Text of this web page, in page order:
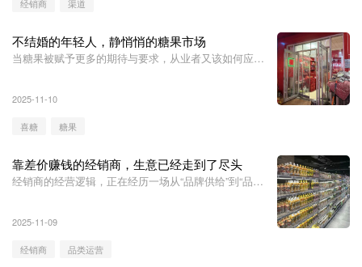
经销商 渠道
不结婚的年轻人，静悄悄的糖果市场
当糖果被赋予更多的期待与要求，从业者又该如何应
2025-11-10
喜糖 糖果
靠差价赚钱的经销商，生意已经走到了尽头
经销商的经营逻辑，正在经历一场从“品牌供给”到“品类
2025-11-09
经销商 品类运营